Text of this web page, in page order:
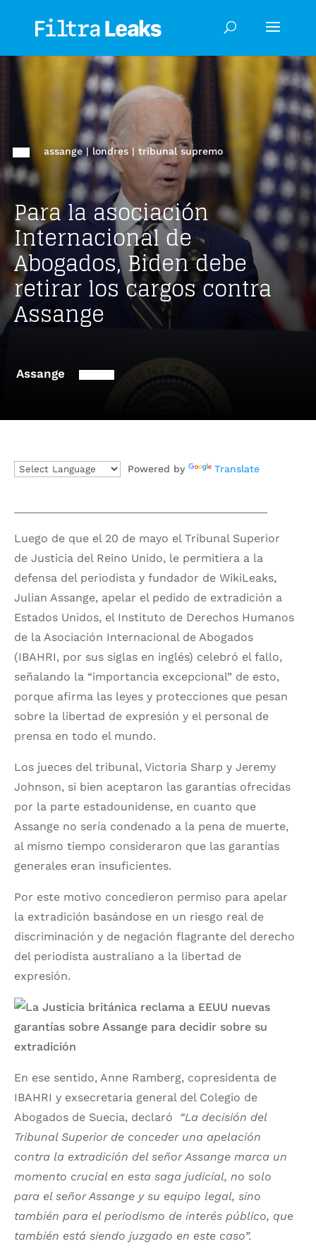
assange|londres| tribunal supremo
Para la asociación
Internacional de
Abogados, Biden debe
retirar los cargos contra
Assange
Assange
Powered by Translate
Luego de que el 20 de mayo el Tribunal Superior
de Justicia del Reino Unido, le permitiera a la
defensa del periodista y fundador de WikiLeaks,
Julian Assange, apelar el pedido de extradición a
Estados Unidos, el Instituto de Derechos Humanos
de la Asociación Internacional de Abogados
(IBAHRI, por sus siglas en inglés) celebró el fallo,
señalando la “importancia excepcional” de esto,
porque afirma las leyes y protecciones que pesan
sobre la libertad de expresión y el personal de
prensa en todo el mundo.
Los jueces del tribunal, Victoria Sharp y Jeremy
Johnson, si bien aceptaron las garantías ofrecidas
por la parte estadounidense, en cuanto que
Assange no sería condenado a la pena de muerte,
al mismo tiempo consideraron que las garantías
generales eran insuficientes.
Por este motivo concedieron permiso para apelar
la extradición basándose en un riesgo real de
discriminación y de negación flagrante del derecho
del periodista australiano a la libertad de
expresión.
En ese sentido, Anne Ramberg, copresidenta de
IBAHRI y exsecretaria general del Colegio de
Abogados de Suecia, declaró “La decisión del
Tribunal Superior de conceder una apelación
contra la extradición del señor Assange marca un
momento crucial en esta saga judicial, no solo
para el señor Assange y su equipo legal, sino
también para el periodismo de interés público, que
también está siendo juzgado en este caso”.